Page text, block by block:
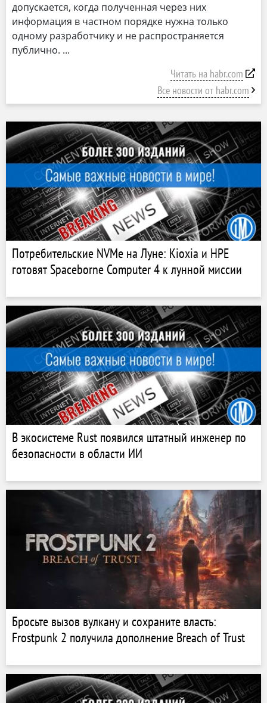
допускается, когда полученная через них
информация в частном порядке нужна только
одному разработчику и не распространяется
публично.
Читать на habr.com
Все новости от habr.com
Потребительские NVMe на Луне: Kioxia и HPE
готовят Spaceborne Computer 4 к лунной миссии
В экосистеме Rust появился штатный инженер по
безопасности в области ИИ
Бросьте вызов вулкану и сохраните власть:
Frostpunk 2 получила дополнение Breach of Trust